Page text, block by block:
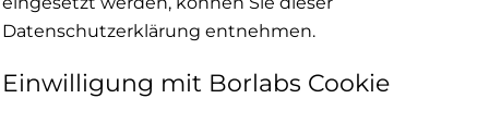
Datenschutzerklärung entnehmen.
Einwilligung mit Borlabs Cookie